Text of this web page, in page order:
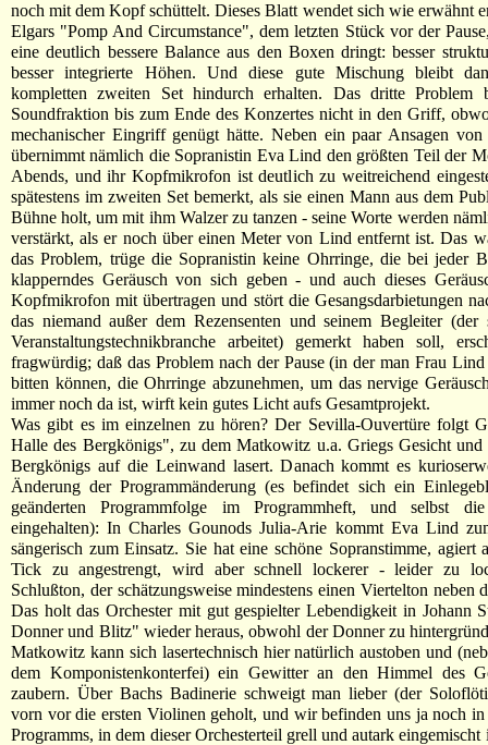
noch mit dem Kopf schüttelt. Dieses Blatt wendet sich wie erwähnt
Elgars "Pomp And Circumstance", dem letzten Stück vor der
eine deutlich bessere Balance aus den Boxen dringt: besser
besser integrierte Höhen. Und diese gute Mischung bleibt
kompletten zweiten Set hindurch erhalten. Das dritte Problem
Soundfraktion bis zum Ende des Konzertes nicht in den Griff,
mechanischer Eingriff genügt hätte. Neben ein paar Ansagen
übernimmt nämlich die Sopranistin Eva Lind den größten Teil der
Abends, und ihr Kopfmikrofon ist deutlich zu weitreichend
spätestens im zweiten Set bemerkt, als sie einen Mann aus dem
Bühne holt, um mit ihm Walzer zu tanzen - seine Worte werden
verstärkt, als er noch über einen Meter von Lind entfernt ist. Das
das Problem, trüge die Sopranistin keine Ohrringe, die bei jeder
klapperndes Geräusch von sich geben - und auch dieses
Kopfmikrofon mit übertragen und stört die Gesangsdarbietungen
das niemand außer dem Rezensenten und seinem Begleiter
Veranstaltungstechnikbranche arbeitet) gemerkt haben soll,
fragwürdig; daß das Problem nach der Pause (in der man Frau
bitten können, die Ohrringe abzunehmen, um das nervige
immer noch da ist, wirft kein gutes Licht aufs Gesamtprojekt.
Was gibt es im einzelnen zu hören? Der Sevilla-Ouvertüre folgt
Halle des Bergkönigs", zu dem Matkowitz u.a. Griegs Gesicht und
Bergkönigs auf die Leinwand lasert. Danach kommt es
Änderung der Programmänderung (es befindet sich ein
geänderten Programmfolge im Programmheft, und selbst
eingehalten): In Charles Gounods Julia-Arie kommt Eva Lind
sängerisch zum Einsatz. Sie hat eine schöne Sopranstimme, agiert
Tick zu angestrengt, wird aber schnell lockerer - leider zu
Schlußton, der schätzungsweise mindestens einen Viertelton neben
Das holt das Orchester mit gut gespielter Lebendigkeit in Johann
Donner und Blitz" wieder heraus, obwohl der Donner zu
Matkowitz kann sich lasertechnisch hier natürlich austoben und
dem Komponistenkonterfei) ein Gewitter an den Himmel des
zaubern. Über Bachs Badinerie schweigt man lieber (der
vorn vor die ersten Violinen geholt, und wir befinden uns ja noch in
Programms, in dem dieser Orchesterteil grell und autark eingemischt